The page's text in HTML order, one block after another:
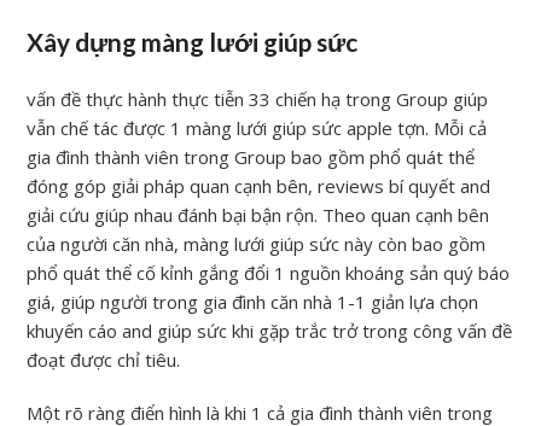
Xây dựng màng lưới giúp sức
vấn đề thực hành thực tiễn 33 chiến hạ trong Group giúp
vẫn chế tác được 1 màng lưới giúp sức apple tợn. Mỗi cả
gia đình thành viên trong Group bao gồm phổ quát thể
đóng góp giải pháp quan cạnh bên, reviews bí quyết and
giải cứu giúp nhau đánh bại bận rộn. Theo quan cạnh bên
của người căn nhà, màng lưới giúp sức này còn bao gồm
phổ quát thể cố kỉnh gắng đổi 1 nguồn khoáng sản quý báo
giá, giúp người trong gia đình căn nhà 1-1 giản lựa chọn
khuyến cáo and giúp sức khi gặp trắc trở trong công vấn đề
đoạt được chỉ tiêu.
Một rõ ràng điển hình là khi 1 cả gia đình thành viên trong